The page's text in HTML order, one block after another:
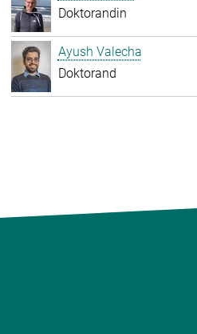
Doktorandin
Ayush Valecha
Doktorand